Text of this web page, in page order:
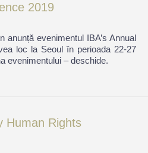
2019
anunță evenimentul IBA’s Annual
loc la Seoul în perioada 22-27
evenimentului – deschide.
Human Rights